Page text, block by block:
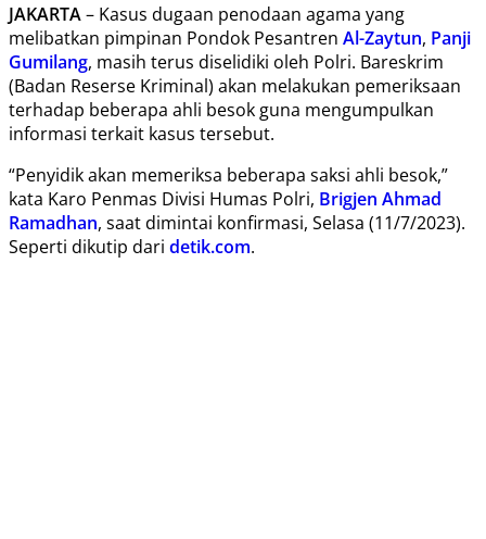
JAKARTA– Kasus dugaan penodaan agama yang
melibatkan pimpinan Pondok Pesantren Al-Zaytun, Panji
Gumilang, masih terus diselidiki oleh Polri. Bareskrim
(Badan Reserse Kriminal) akan melakukan pemeriksaan
terhadap beberapa ahli besok guna mengumpulkan
informasi terkait kasus tersebut.
“Penyidik akan memeriksa beberapa saksi ahli besok,”
kata Karo Penmas Divisi Humas Polri, Brigjen Ahmad
Ramadhan, saat dimintai konfirmasi, Selasa (11/7/2023).
Seperti dikutip dari detik.com.